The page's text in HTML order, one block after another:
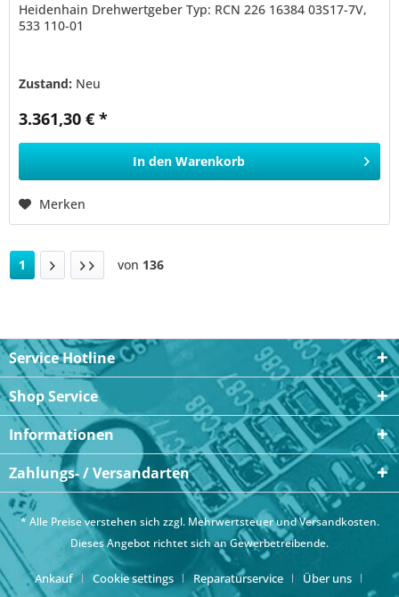
Heidenhain Drehwertgeber Typ: RCN 226 16384 03S17-7V,
533 110-01
Zustand: Neu
3.361,30 € *
In den Warenkorb
Merken
1 von 136
Service Hotline
Shop Service
Informationen
Zahlungs- / Versandarten
* Alle Preise verstehen sich zzgl. Mehrwertsteuer undVersandkosten.
Dieses Angebot richtet sich an Gewerbetreibende.
Ankauf Cookie settings Reparaturservice Über uns